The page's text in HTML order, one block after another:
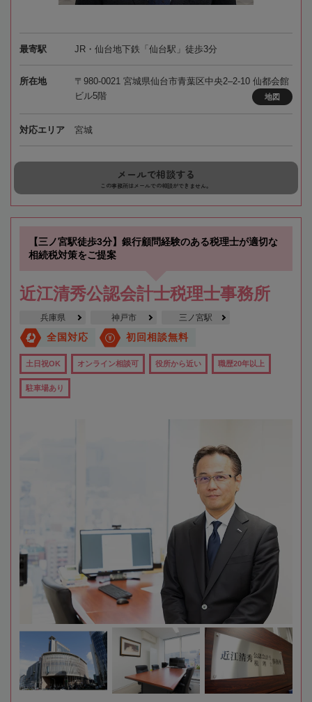
最寄駅 JR・仙台地下鉄「仙台駅」徒歩3分
所在地
〒980-0021 宮城県仙台市青葉区中央2–2-10 仙都会館
ビル5階
地図
対応エリア 宮城
メールで相談する
この事務所はメールでの相談ができません。
【三ノ宮駅徒歩3分】銀行顧問経験のある税理士が適切な
相続税対策をご提案
近江清秀公認会計士税理士事務所
兵庫県 神戸市 三ノ宮駅
全国対応 初回相談無料
土日祝OK オンライン相談可 役所から近い 職歴20年以上
駐車場あり